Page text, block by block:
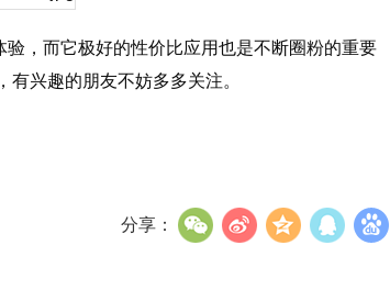
验，而它极好的性价比应用也是不断圈粉的重要
有兴趣的朋友不妨多多关注。
分享：